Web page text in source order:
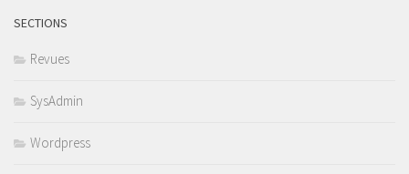
SECTIONS
Revues
SysAdmin
Wordpress